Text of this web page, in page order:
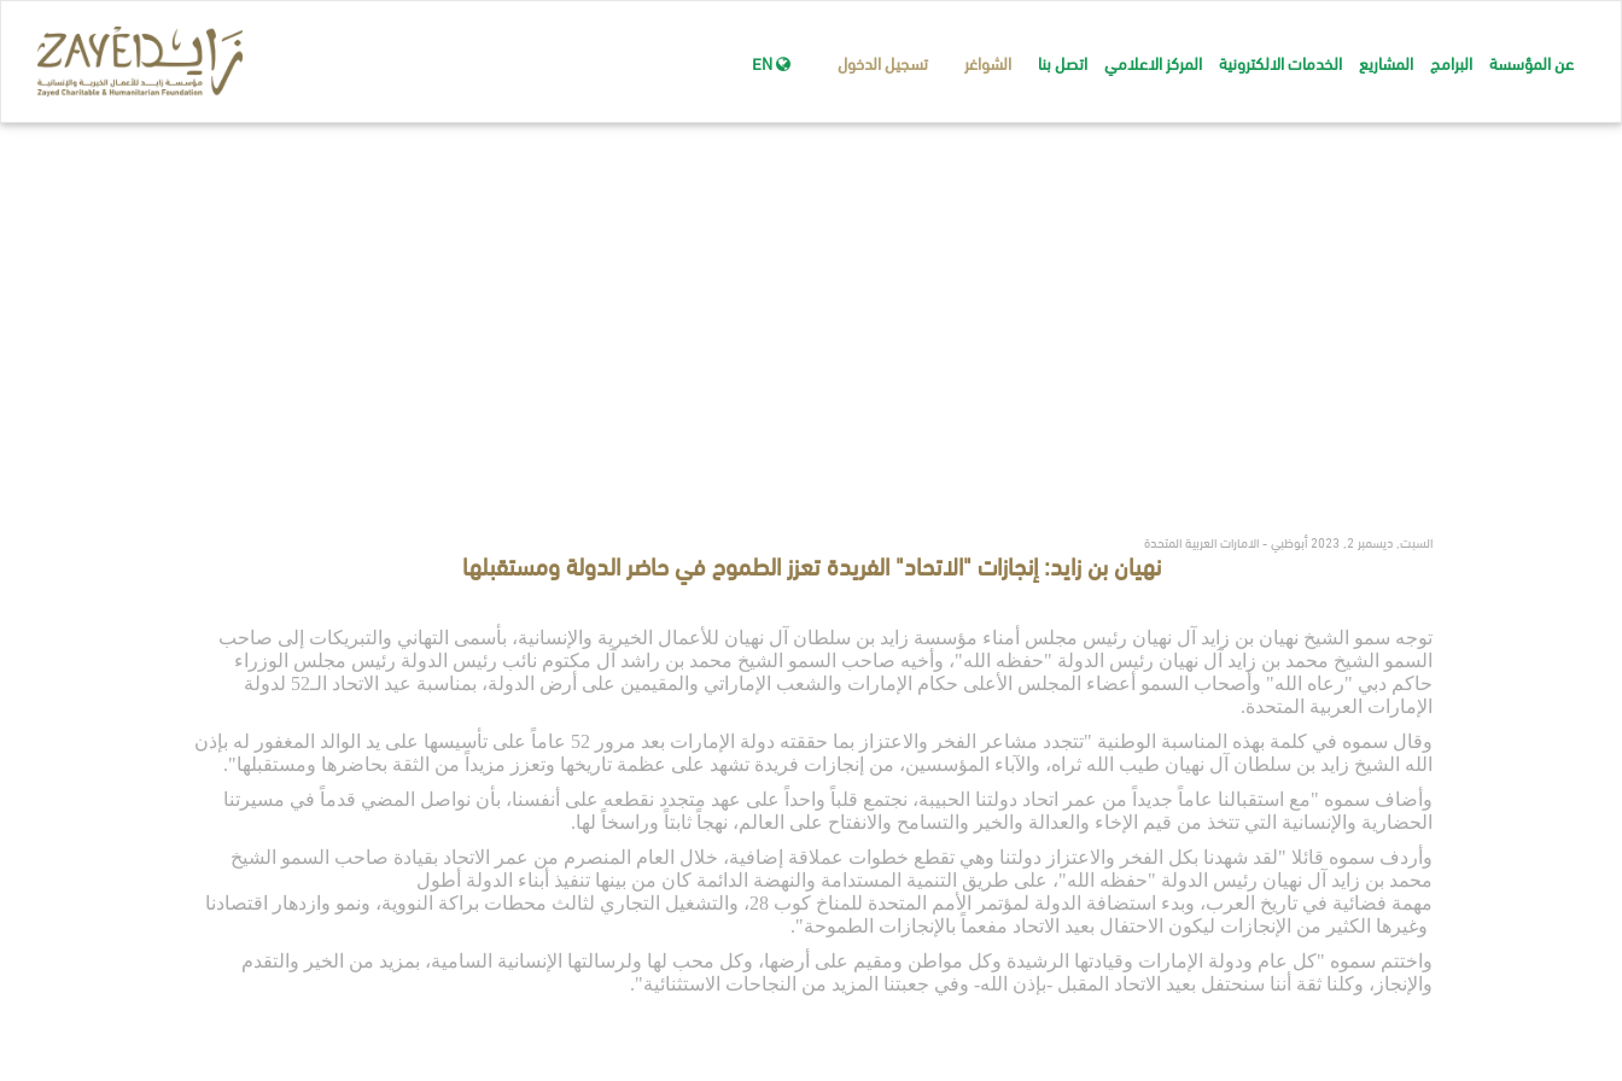
عن المؤسسة البرامج المشاريع الخدمات الالكترونية المركز الاعلامي اتصل بنا الشواغر تسجيل الدخول
السبت, ديسمبر 2, 2023 أبوظبي - الامارات العربية المتحدة نهيان بن زايد: إنجازات "الاتحاد" الفريدة تعزز الطموح في حاضر الدولة ومستقبلها
توجه سمو الشيخ نهيان بن زايد آل نهيان رئيس مجلس أمناء مؤسسة زايد بن سلطان آل نهيان للأعمال الخيرية والإنسانية، بأسمى التهاني والتبريكات إلى صاحب
السمو الشيخ محمد بن زايد آل نهيان رئيس الدولة "حفظه الله"، وأخيه صاحب السمو الشيخ محمد بن راشد آل مكتوم نائب رئيس الدولة رئيس مجلس الوزراء
حاكم دبي "رعاه الله" وأصحاب السمو أعضاء المجلس الأعلى حكام الإمارات والشعب الإماراتي والمقيمين على أرض الدولة، بمناسبة عيد الاتحاد الـ52 لدولة
الإمارات العربية المتحدة.
وقال سموه في كلمة بهذه المناسبة الوطنية "تتجدد مشاعر الفخر والاعتزاز بما حققته دولة الإمارات بعد مرور 52 عاماً على تأسيسها على يد الوالد المغفور له بإذن
الله الشيخ زايد بن سلطان آل نهيان طيب الله ثراه، والآباء المؤسسين، من إنجازات فريدة تشهد على عظمة تاريخها وتعزز مزيداً من الثقة بحاضرها ومستقبلها".
وأضاف سموه "مع استقبالنا عاماً جديداً من عمر اتحاد دولتنا الحبيبة، نجتمع قلباً واحداً على عهد متجدد نقطعه على أنفسنا، بأن نواصل المضي قدماً في مسيرتنا
الحضارية والإنسانية التي تتخذ من قيم الإخاء والعدالة والخير والتسامح والانفتاح على العالم، نهجاً ثابتاً وراسخاً لها.
وأردف سموه قائلا "لقد شهدنا بكل الفخر والاعتزاز دولتنا وهي تقطع خطوات عملاقة إضافية، خلال العام المنصرم من عمر الاتحاد بقيادة صاحب السمو الشيخ
محمد بن زايد آل نهيان رئيس الدولة "حفظه الله"، على طريق التنمية المستدامة والنهضة الدائمة كان من بينها تنفيذ أبناء الدولة أطول
مهمة فضائية في تاريخ العرب، وبدء استضافة الدولة لمؤتمر الأمم المتحدة للمناخ كوب 28، والتشغيل التجاري لثالث محطات براكة النووية، ونمو وازدهار اقتصادنا
وغيرها الكثير من الإنجازات ليكون الاحتفال بعيد الاتحاد مفعماً بالإنجازات الطموحة".
واختتم سموه "كل عام ودولة الإمارات وقيادتها الرشيدة وكل مواطن ومقيم على أرضها، وكل محب لها ولرسالتها الإنسانية السامية، بمزيد من الخير والتقدم
والإنجاز، وكلنا ثقة أننا سنحتفل بعيد الاتحاد المقبل -بإذن الله- وفي جعبتنا المزيد من النجاحات الاستثنائية".